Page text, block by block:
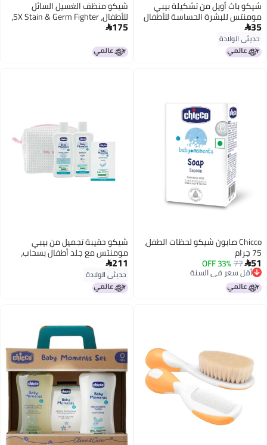
شيكو باث أويل من تشكيلة بيبي
مومنتس للبشرة الحساسة للأطفال
مل
35
حديثي الولادة
شيكو منظف الغسيل السائل
للأطفال، 5X Stain & Germ Fighter،
قطعة
175
Chicco صابون شيكو لحظات الطفل،
75 جرام
51
77
33% OFF
أقل سعر في السنة
أقل سعر في السنة
شيكو حقيبة تجميل من بيبي
مومنتس مع جلد أطفال بسحاب،
وردي211
حديثي الولادة